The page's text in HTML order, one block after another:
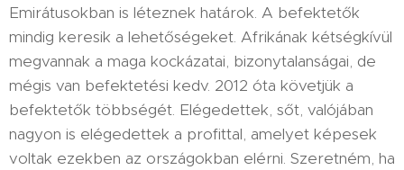
Emirátusokban is léteznek határok. A befektetők
mindig keresik a lehetőségeket. Afrikának kétségkívül
megvannak a maga kockázatai, bizonytalanságai, de
mégis van befektetési kedv. 2012 óta követjük a
befektetők többségét. Elégedettek, sőt, valójában
nagyon is elégedettek a profittal, amelyet képesek
voltak ezekben az országokban elérni. Szeretném, ha